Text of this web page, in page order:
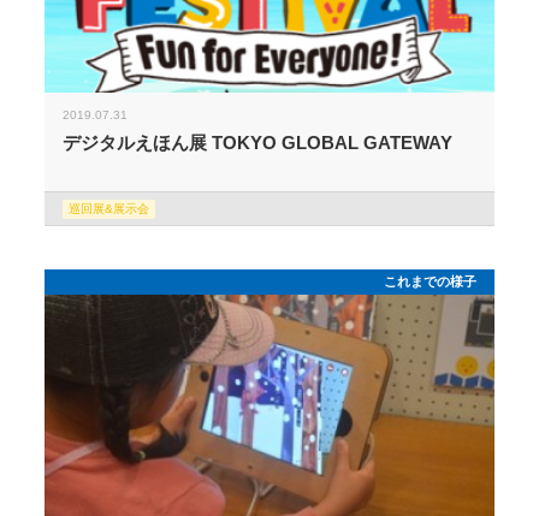
2019.07.31
デジタルえほん展 TOKYO GLOBAL GATEWAY
巡回展&展示会
これまでの様子